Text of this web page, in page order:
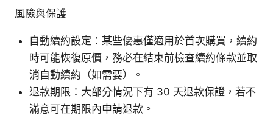
風險與保護
自動續約設定：某些優惠僅適用於首次購買，續約
時可能恢復原價，務必在結束前檢查續約條款並取
消自動續約（如需要）。
退款期限：大部分情況下有 30 天退款保證，若不
滿意可在期限內申請退款。